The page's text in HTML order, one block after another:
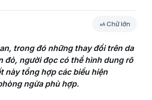
Chữ lớn
trong đó những thay đổi trên da
đỏ, người đọc có thể hình dung rõ
này tổng hợp các biểu hiện
ngừa phù hợp.